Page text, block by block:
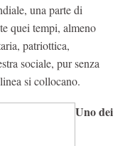
una parte di
quei tempi, almeno
patriottica,
sociale, pur senza
si collocano.
Uno dei